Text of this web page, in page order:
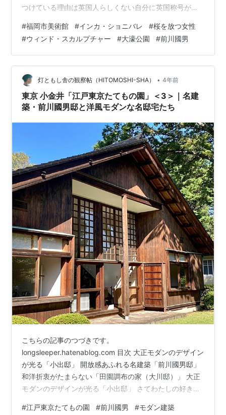
つけている理由は英国人らしくない自分に英国称号がつ
口から放たれる桜は破壊ではなくエネルギーと感じまし
た。女性頭部の地球儀には、女性の権利獲得のために尽
力した世界各国の女性の名前が記されているそうです。
日本には、加藤シヅエ、市川房江、田中美津、上野千鶴
子の名が記されています。恥ずかしながら、知らない方
もいたので調べます💦 「風の彫刻ⅱ」 …
#福岡市美術館 #インカ・ショニバレ #桜を放つ女性
#ウィンド・スカルプチャー #大濠公園 #前川國男
灯ともし舎の観察帖（HITOMOSHI-SHA） • 4年前
東京 小金井「江戸東京たてもの園」＜3＞｜名建
築・前川國男邸と洋風モダンな名邸宅たち
こちらの記事のつづきです。
longsleeper.hatenablog.com 目次 大正モダンのデザイン
が光る「小出邸」 開放感あふれる名建築「前川國男邸」
和洋折衷がたまらない「田園調布の家（大川邸）」 大正
モダンのデザインが光る「小出邸」 さてわたしの好きな
あ。玄関も凝ってます。 玄関から外を見た図。 大正時代
#江戸東京たてもの園 #前川國男 #モダン建築